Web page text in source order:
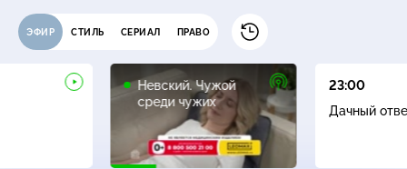
ЭФИР СТИЛЬ СЕРИАЛ ПРАВО
Невский. Чужой
среди чужих
16+
23:00
Дачный